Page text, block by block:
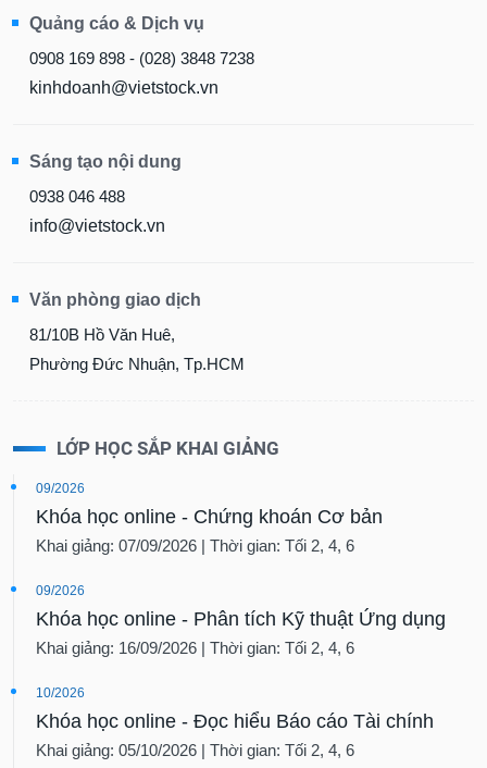
Quảng cáo & Dịch vụ
0908 169 898 - (028) 3848 7238
kinhdoanh@vietstock.vn
Sáng tạo nội dung
0938 046 488
info@vietstock.vn
Văn phòng giao dịch
81/10B Hồ Văn Huê,
Phường Đức Nhuận, Tp.HCM
LỚP HỌC SẮP KHAI GIẢNG
09/2026
Khóa học online - Chứng khoán Cơ bản
Khai giảng: 07/09/2026 | Thời gian: Tối 2, 4, 6
09/2026
Khóa học online - Phân tích Kỹ thuật Ứng dụng
Khai giảng: 16/09/2026 | Thời gian: Tối 2, 4, 6
10/2026
Khóa học online - Đọc hiểu Báo cáo Tài chính
Khai giảng: 05/10/2026 | Thời gian: Tối 2, 4, 6